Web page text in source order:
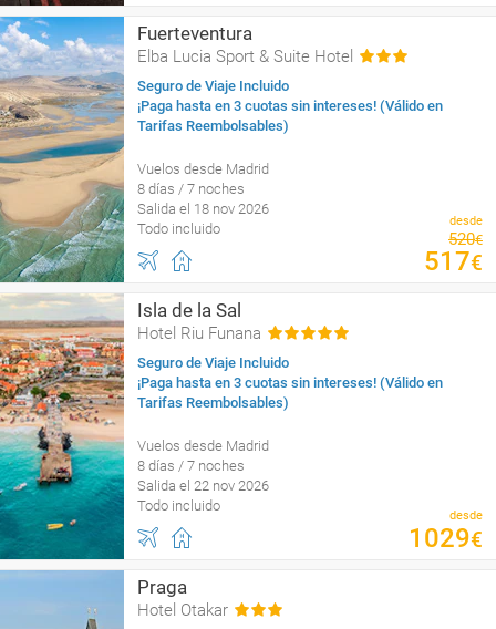
Fuerteventura
Elba Lucia Sport & Suite Hotel
Seguro de Viaje Incluido
¡Paga hasta en 3 cuotas sin intereses! (Válido en
Tarifas Reembolsables)
Vuelos desde Madrid
8 días / 7 noches
Salida el 18 nov 2026
Todo incluido
desde
520€
517€
Isla de la Sal
Hotel Riu Funana
Seguro de Viaje Incluido
¡Paga hasta en 3 cuotas sin intereses! (Válido en
Tarifas Reembolsables)
Vuelos desde Madrid
8 días / 7 noches
Salida el 22 nov 2026
Todo incluido
desde
1029€
Praga
Hotel Otakar